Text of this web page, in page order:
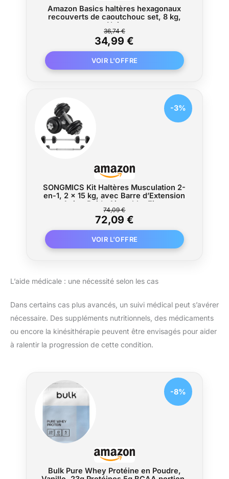
Amazon Basics haltères hexagonaux
recouverts de caoutchouc set, 8 kg,
Noir
36,74 €
34,99 €
SONGMICS Kit Haltères Musculation 2-
en-1, 2 x 15 kg, avec Barre d’Extension
en Acier, Poids Ajustable, Fitness,
Musculation, Levée de Poids à la
Maison, Noir d'Encre SYL30LBK
74,09 €
72,09 €
-3%
L’aide médicale : une nécessité selon les cas
Dans certains cas plus avancés, un suivi médical peut s’avérer
nécessaire. Des suppléments nutritionnels, des médicaments
ou encore la kinésithérapie peuvent être envisagés pour aider
à ralentir la progression de cette condition.
Bulk Pure Whey Protéine en Poudre,
-8%